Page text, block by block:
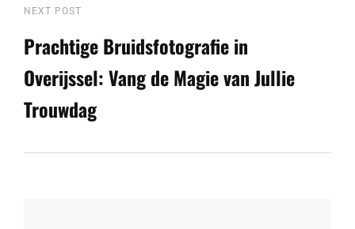
Next
Post
NEXT POST
Prachtige Bruidsfotografie in
Overijssel: Vang de Magie van Jullie
Trouwdag